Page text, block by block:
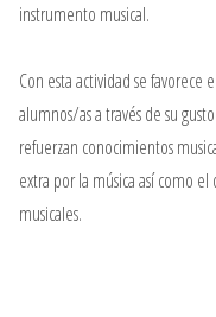
instrumento musical.
Con esta actividad se favorece
alumnos/as a través de su
refuerzan conocimientos
extra por la música así como
musicales.